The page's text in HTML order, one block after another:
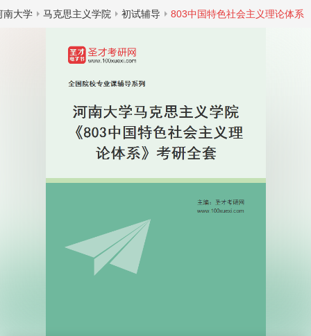
南大学 马克思主义学院 初试辅导 803中国特色社会主义理论体系